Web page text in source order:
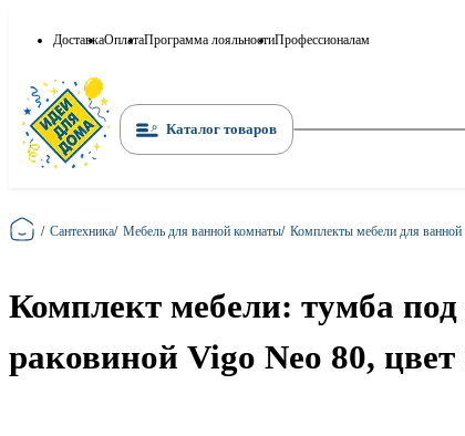
ДоставкаОплатаПрограмма лояльностиПрофессионалам
Каталог товаров
Главная
/ Сантехника/ Мебель для ванной комнаты/ Комплекты мебели для ванной
Комплект мебели: тумба
раковиной Vigo Neo 80,